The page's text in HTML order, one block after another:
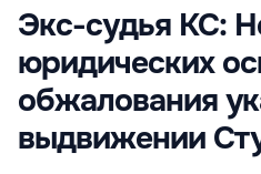
Экс-судья КС:
юридических
обжалования
выдвижении